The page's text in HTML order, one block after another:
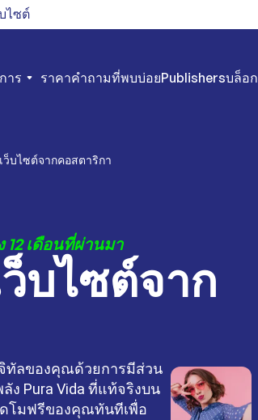
ไซต์
าร ราคาคำถามที่พบบ่อยPublishersบล็อก
บไซต์จากคอสตาริกา
12 เดือนที่ผ่านมา
บไซต์จาก
ทัลของคุณด้วยการมีส่วน
ง Pura Vida ที่แท้จริงบน
ดโมฟรีของคุณทันทีเพื่อ